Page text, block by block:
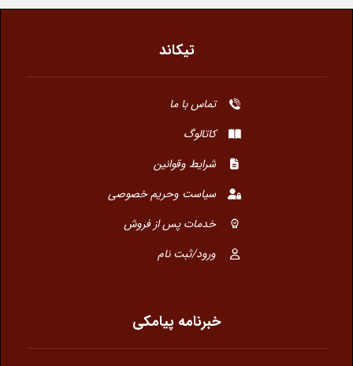
تیکاند
تماس با ما
کاتالوگ
شرایط وقوانین
سیاست وحریم خصوصی
خدمات پس از فروش
ورود/ثبت نام
خبرنامه پیامکی